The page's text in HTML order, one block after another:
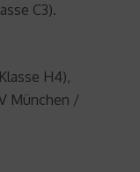
C3).
H4),
München /